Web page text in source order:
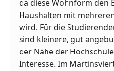
da diese Wohnform den
Haushalten mit
wird. Für die
sind kleinere, gut
der Nähe der
Interesse. Im